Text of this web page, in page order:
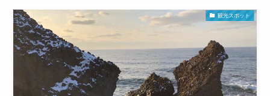
観光スポット